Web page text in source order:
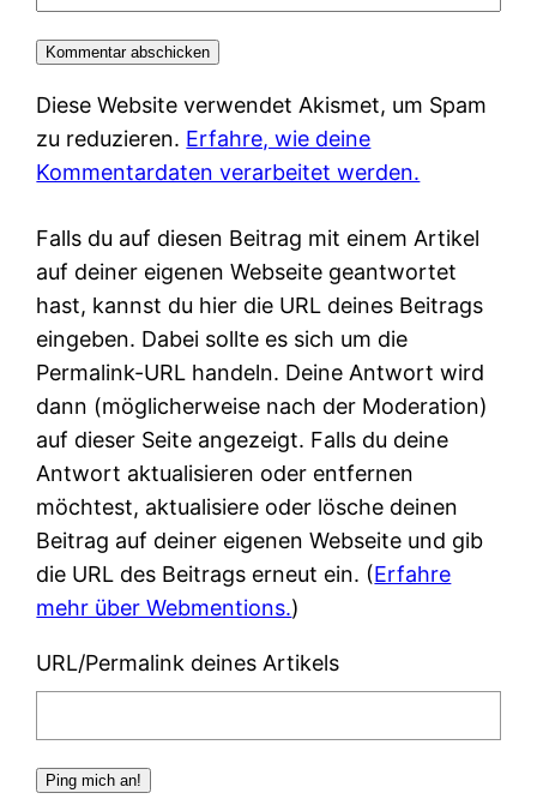
Diese Website verwendet Akismet, um Spam
zu reduzieren. Erfahre, wie deine
Kommentardaten verarbeitet werden.
Falls du auf diesen Beitrag mit einem Artikel
auf deiner eigenen Webseite geantwortet
hast, kannst du hier die URL deines Beitrags
eingeben. Dabei sollte es sich um die
Permalink-URL handeln. Deine Antwort wird
dann (möglicherweise nach der Moderation)
auf dieser Seite angezeigt. Falls du deine
Antwort aktualisieren oder entfernen
möchtest, aktualisiere oder lösche deinen
Beitrag auf deiner eigenen Webseite und gib
die URL des Beitrags erneut ein. (Erfahre
mehr über Webmentions.)
URL/Permalink deines Artikels